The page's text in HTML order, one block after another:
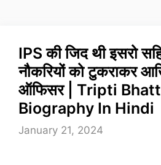
IPS की जिद थी इसरो
नौकरियों को टुकराकर
ऑफिसर | Tripti Bhatt
Biography In Hindi
January 21, 2024